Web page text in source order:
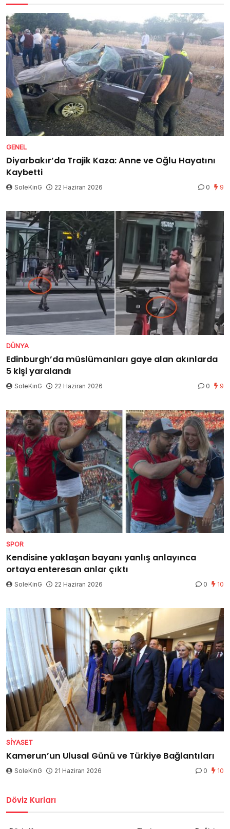
GENEL
Diyarbakır’da Trajik Kaza: Anne ve Oğlu Hayatını
Kaybetti
SoleKinG 22 Haziran 2026 0 9
DÜNYA
Edinburgh’da müslümanları gaye alan akınlarda
5 kişi yaralandı
SoleKinG 22 Haziran 2026 0 9
SPOR
Kendisine yaklaşan bayanı yanlış anlayınca
ortaya enteresan anlar çıktı
SoleKinG 22 Haziran 2026 0 10
SIYASET
Kamerun’un Ulusal Günü ve Türkiye Bağlantıları
SoleKinG 21 Haziran 2026 0 10
Döviz Kurları